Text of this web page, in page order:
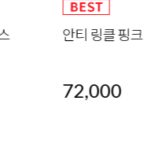
6개
알바트로
32,000